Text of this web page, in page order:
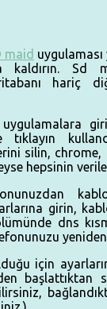
maid
kaldırın. Sd
hariç
tıklayın
silin,
hepsinin
girin,
dns
için